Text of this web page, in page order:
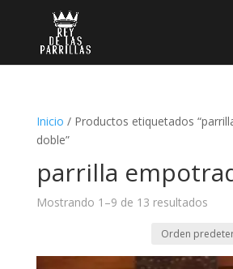
Inicio / Productos etiquetados
doble”
parrilla
Mostrando 1–9 de 13 resultados